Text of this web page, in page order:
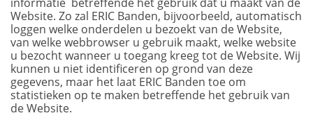
Website. Zo zal ERIC Banden, bijvoorbeeld, automatisch
loggen welke onderdelen u bezoekt van de Website,
van welke webbrowser u gebruik maakt, welke website
u bezocht wanneer u toegang kreeg tot de Website. Wij
kunnen u niet identificeren op grond van deze
gegevens, maar het laat ERIC Banden toe om
statistieken op te maken betreffende het gebruik van
de Website.